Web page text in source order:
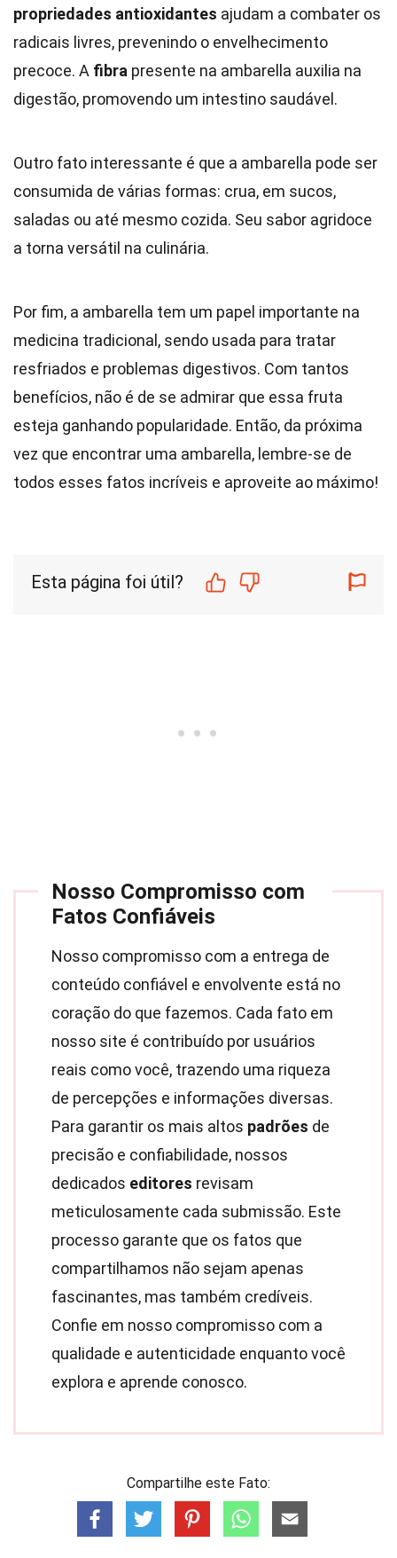
propriedades antioxidantes ajudam a combater os
radicais livres, prevenindo o envelhecimento
precoce. A fibra presente na ambarella auxilia na
digestão, promovendo um intestino saudável.
Outro fato interessante é que a ambarella pode ser
consumida de várias formas: crua, em sucos,
saladas ou até mesmo cozida. Seu sabor agridoce
a torna versátil na culinária.
Por fim, a ambarella tem um papel importante na
medicina tradicional, sendo usada para tratar
resfriados e problemas digestivos. Com tantos
benefícios, não é de se admirar que essa fruta
esteja ganhando popularidade. Então, da próxima
vez que encontrar uma ambarella, lembre-se de
todos esses fatos incríveis e aproveite ao máximo!
Esta página foi útil?
Nosso Compromisso com
Fatos Confiáveis
Nosso compromisso com a entrega de
conteúdo confiável e envolvente está no
coração do que fazemos. Cada fato em
nosso site é contribuído por usuários
reais como você, trazendo uma riqueza
de percepções e informações diversas.
Para garantir os mais altos padrões de
precisão e confiabilidade, nossos
dedicados editores revisam
meticulosamente cada submissão. Este
processo garante que os fatos que
compartilhamos não sejam apenas
fascinantes, mas também credíveis.
Confie em nosso compromisso com a
qualidade e autenticidade enquanto você
explora e aprende conosco.
Compartilhe este Fato: